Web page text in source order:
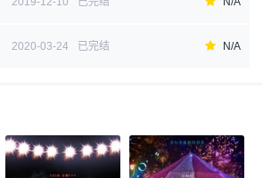
2020-03-24 已完结 N/A